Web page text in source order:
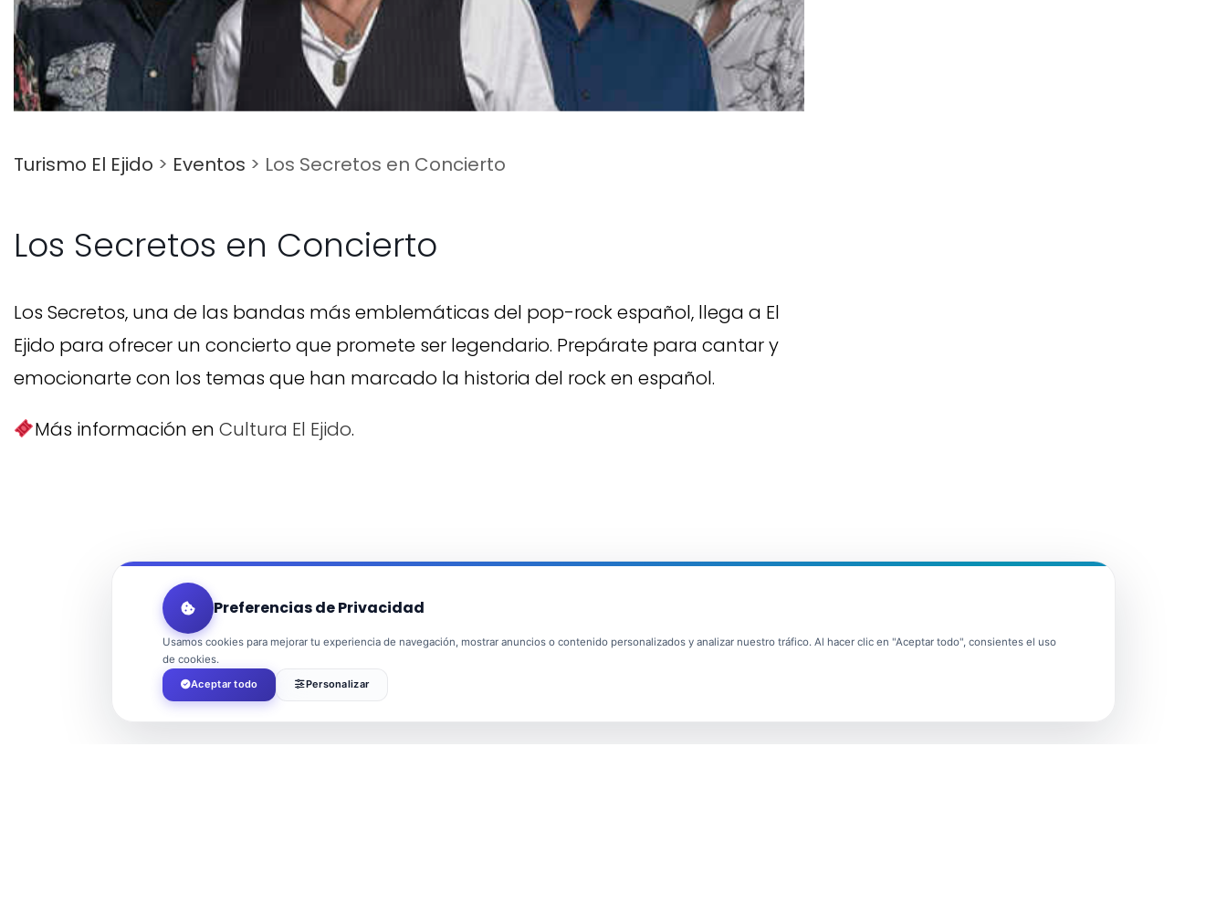
Turismo El Ejido > Eventos > Los Secretos en Concierto
Los Secretos en Concierto
Los Secretos, una de las bandas más emblemáticas del pop-rock español, llega a El
Ejido para ofrecer un concierto que promete ser legendario. Prepárate para cantar y
emocionarte con los temas que han marcado la historia del rock en español.
Más información en Cultura El Ejido.
Preferencias de Privacidad
Usamos cookies para mejorar tu experiencia de navegación, mostrar anuncios o contenido personalizados y analizar nuestro tráfico. Al hacer clic en "Aceptar todo", consientes el uso
de cookies.
Aceptar todo
Personalizar